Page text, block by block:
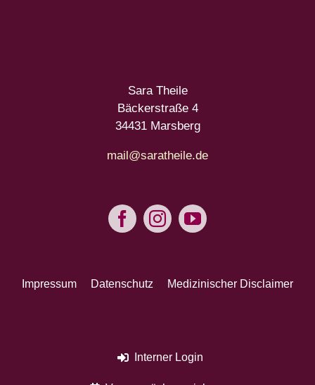
Sara Theile
Bäckerstraße 4
34431 Marsberg
mail@saratheile.de
Impressum Datenschutz Medizinischer Disclaimer
Interner Login